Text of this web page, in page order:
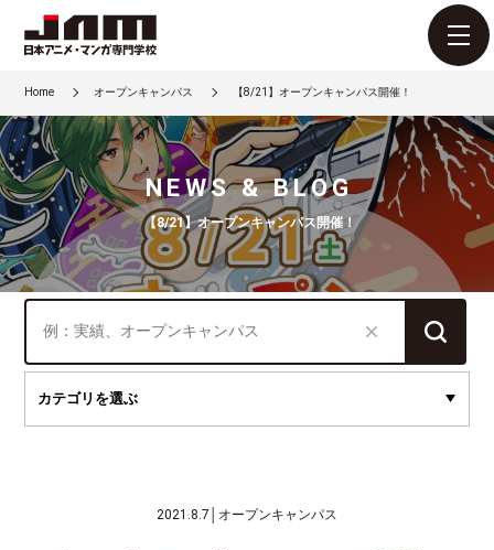
Home オープンキャンパス 【8/21】オープンキャンパス開催！
NEWS & BLOG
【8/21】オープンキャンパス開催！
2021.8.7 オープンキャンパス